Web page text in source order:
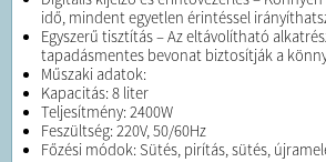
idő, mindent egyetlen érintéssel
Egyszerű tisztítás – Az eltávolítható
tapadásmentes bevonat biztosítják a
Műszaki adatok:
Kapacitás: 8 liter
Teljesítmény: 2400W
Feszültség: 220V, 50/60Hz
Főzési módok: Sütés, pirítás, sütés,